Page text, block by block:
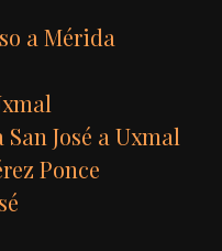
a Mérida
José a Uxmal
Ponce